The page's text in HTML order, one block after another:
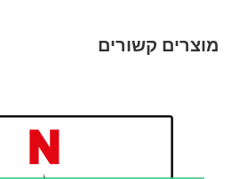
מוצרים קשורים